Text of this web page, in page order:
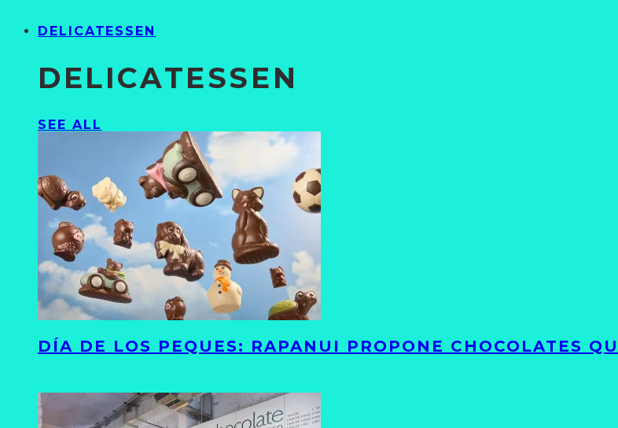
DELICATESSEN
DELICATESSEN
SEE ALL
DÍA DE LOS PEQUES: RAPANUI PROPONE CHOCOLATES